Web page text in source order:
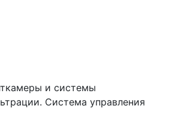
и системы
Система управления